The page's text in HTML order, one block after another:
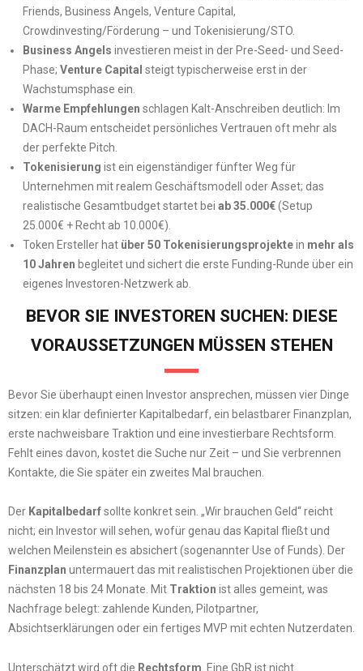
Friends, Business Angels, Venture Capital,
Crowdinvesting/Förderung – und Tokenisierung/STO.
Business Angels investieren meist in der Pre-Seed- und Seed-
Phase; Venture Capital steigt typischerweise erst in der
Wachstumsphase ein.
Warme Empfehlungen schlagen Kalt-Anschreiben deutlich: Im
DACH-Raum entscheidet persönliches Vertrauen oft mehr als
der perfekte Pitch.
Tokenisierung ist ein eigenständiger fünfter Weg für
Unternehmen mit realem Geschäftsmodell oder Asset; das
realistische Gesamtbudget startet bei ab 35.000€(Setup
25.000€ + Recht ab 10.000€).
Token Ersteller hat über 50 Tokenisierungsprojektein mehr als
10 Jahren begleitet und sichert die erste Funding-Runde über ein
eigenes Investoren-Netzwerk ab.
BEVOR SIE INVESTOREN SUCHEN: DIESE
VORAUSSETZUNGEN MÜSSEN STEHEN
Bevor Sie überhaupt einen Investor ansprechen, müssen vier Dinge
sitzen: ein klar definierter Kapitalbedarf, ein belastbarer Finanzplan,
erste nachweisbare Traktion und eine investierbare Rechtsform.
Fehlt eines davon, kostet die Suche nur Zeit – und Sie verbrennen
Kontakte, die Sie später ein zweites Mal brauchen.
Der Kapitalbedarfsollte konkret sein. „Wir brauchen Geld“ reicht
nicht; ein Investor will sehen, wofür genau das Kapital fließt und
welchen Meilenstein es absichert (sogenannter Use of Funds). Der
Finanzplan untermauert das mit realistischen Projektionen über die
nächsten 18 bis 24 Monate. Mit Traktion ist alles gemeint, was
Nachfrage belegt: zahlende Kunden, Pilotpartner,
Absichtserklärungen oder ein fertiges MVP mit echten Nutzerdaten.
Unterschätzt wird oft die Rechtsform . Eine GbR ist nicht